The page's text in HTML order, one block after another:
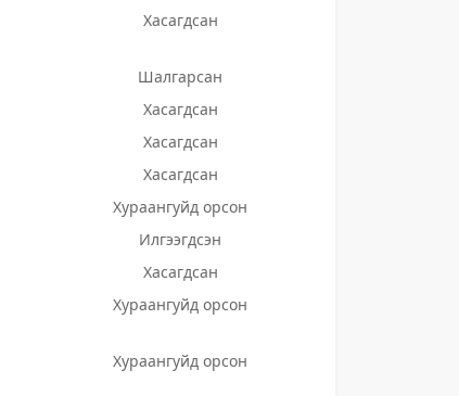
Хасагдсан
Шалгарсан
Хасагдсан
Хасагдсан
Хасагдсан
Хураангуйд орсон
Илгээгдсэн
Хасагдсан
Хураангуйд орсон
Хураангуйд орсон